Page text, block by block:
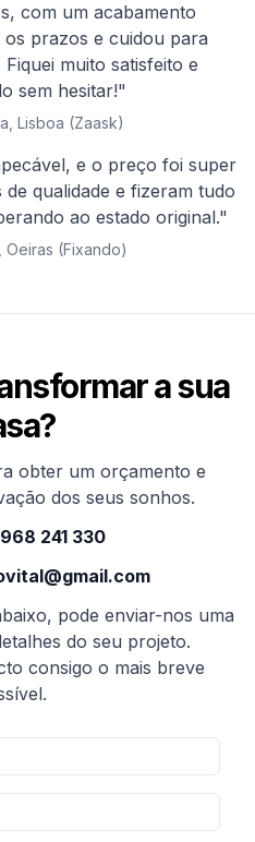
com um acabamento
prazos e cuidou para
muito satisfeito e
sem hesitar!"
Lisboa (Zaask)
e o preço foi super
qualidade e fizeram tudo
ao estado original."
Oeiras (Fixando)
a sua
obter um orçamento e
dos seus sonhos.
968 241 330
pode enviar-nos uma
do seu projeto.
consigo o mais breve